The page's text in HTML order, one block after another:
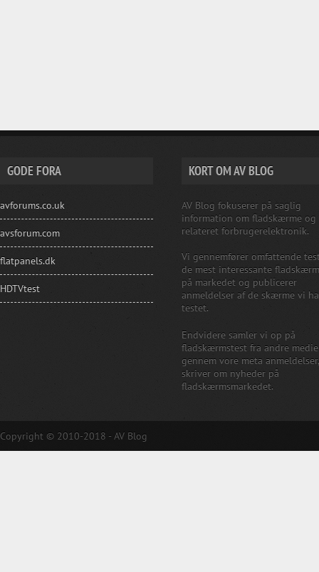
GODE FORA
avforums.co.uk
avsforum.com
flatpanels.dk
HDTVtest
KORT OM AV BLOG
AV Blog fokuserer på saglig
information om fladskærme og
relateret forbrugerelektronik.
Vi gennemfører omfattende
de mest interessante
på markedet og publicerer
anmeldelser af de skærme vi
testet.
Endvidere samler vi op på
fladskærmstest fra andre
gennem vore meta
skriver om nyheder på
fladskærmsmarkedet.
Copyright © 2010-2018 - AV Blog